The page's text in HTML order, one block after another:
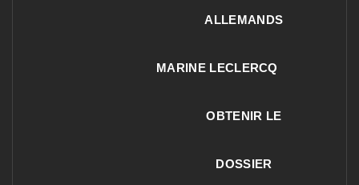
ALLEMANDS
MARINE LECLERCQ
OBTENIR LE
DOSSIER